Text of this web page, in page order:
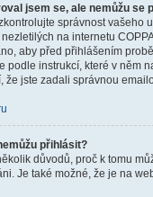
jsem se, ale nemůžu se
správnost vašeho
na internetu
aby před přihlášením
podle instrukcí, které v něm
že jste zadali správnou
přihlásit?
důvodů, proč k tomu
Je také možné, že je na